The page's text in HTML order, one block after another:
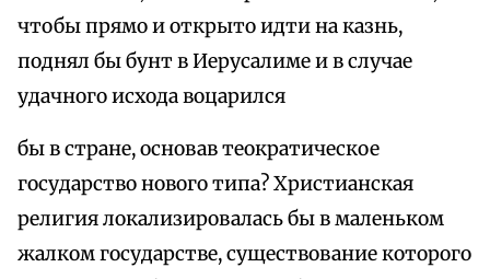
чтобы прямо и открыто идти на казнь,
поднял бы бунт в Иерусалиме и в случае
удачного исхода воцарился
бы в стране, основав теократическое
государство нового типа? Христианская
религия локализировалась бы в маленьком
жалком государстве, существование которого